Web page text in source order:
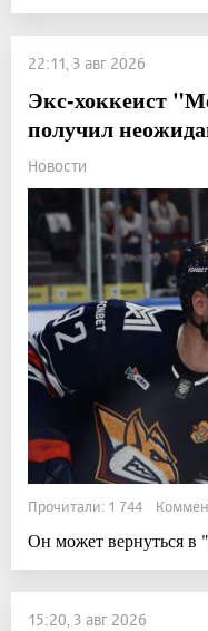
22:11, 3 авг 2026
Экс-хоккеист
получил
Новости
Прочитали: 1 744
Он может вернуться в
15:20, 3 авг 2026